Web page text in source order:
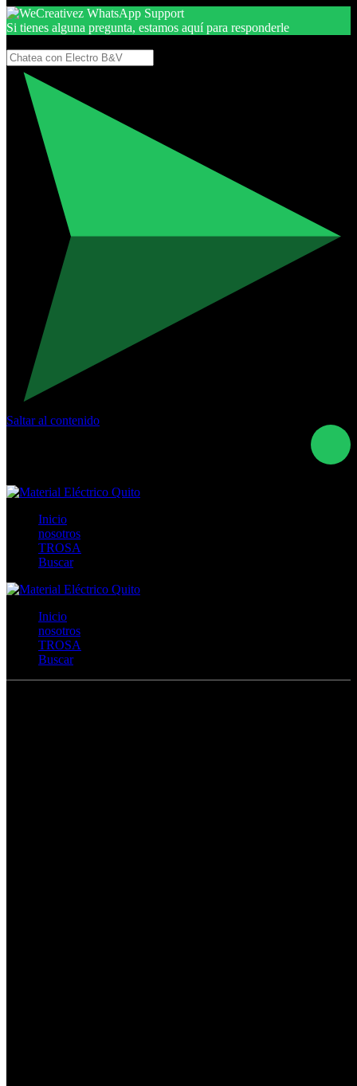
Si tienes alguna pregunta, estamos aquí para responderle
Saltar al contenido
Inicio
nosotros
TROSA
Buscar
Inicio
nosotros
TROSA
Buscar